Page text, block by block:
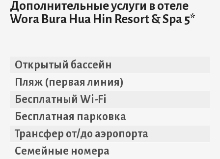
Дополнительные услуги в отеле
Wora Bura Hua Hin Resort & Spa 5*
Открытый бассейн
Пляж (первая линия)
Бесплатный Wi-Fi
Бесплатная парковка
Трансфер от/до аэропорта
Семейные номера